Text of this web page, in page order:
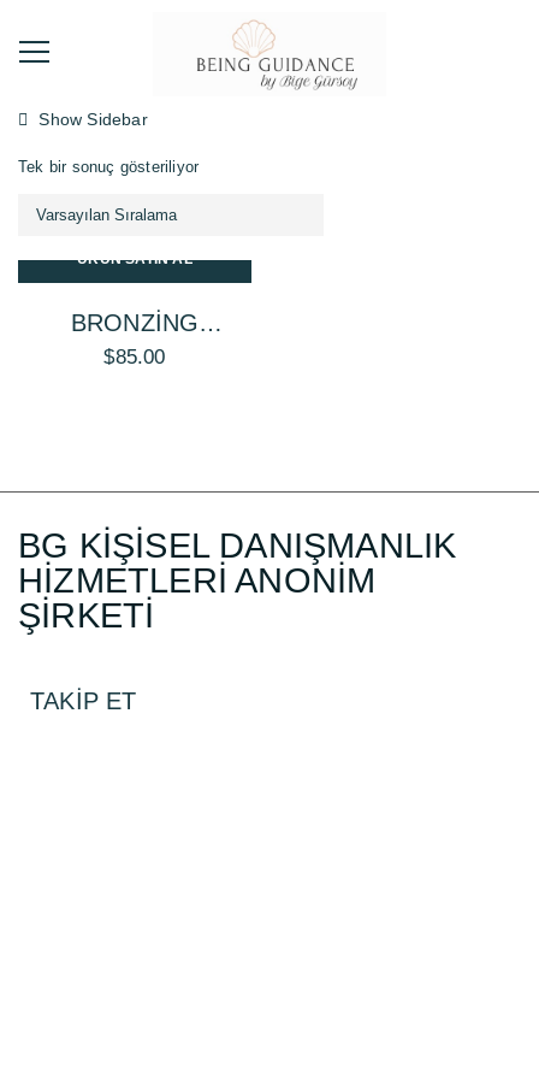
Show Sidebar
Tek bir sonuç gösteriliyor
ÜRÜN SATIN AL
BRONZING
POWDER
$85.00
BG KİŞİSEL DANIŞMANLIK
HİZMETLERİ ANONİM
ŞİRKETİ
TAKİP ET